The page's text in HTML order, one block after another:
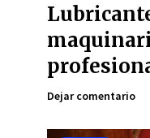
Dejar comentario